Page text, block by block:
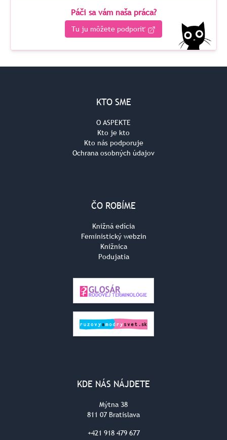
Páči sa vám naša práca?
Tu ju môžete podporiť
KTO SME
O ASPEKTE
Kto je kto
Kto nás podporuje
Ochrana osobných údajov
ČO ROBÍME
Knižná edícia
Feministický webzin
Knižnica
Podujatia
KDE NÁS NÁJDETE
Mýtna 38
811 07 Bratislava
+421 918 479 677